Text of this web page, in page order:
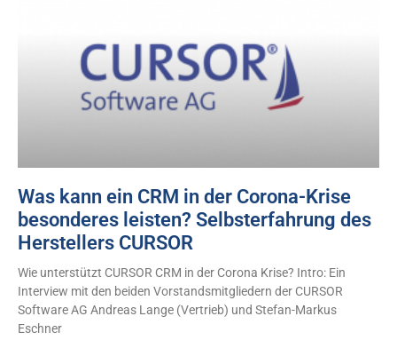
Was kann ein CRM in der Corona-Krise
besonderes leisten? Selbsterfahrung des
Herstellers CURSOR
Wie unterstützt CURSOR CRM in der Corona Krise? Intro: Ein
Interview mit den beiden Vorstandsmitgliedern der CURSOR
Software AG Andreas Lange (Vertrieb) und Stefan-Markus
Eschner